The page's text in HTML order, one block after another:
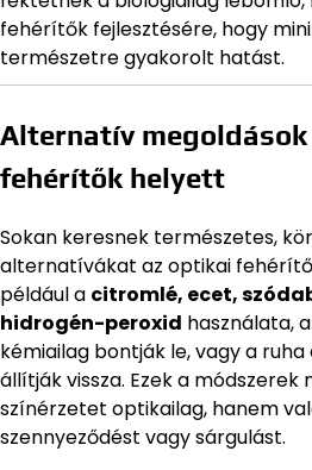
fehérítők fejlesztésére, hogy
természetre gyakorolt hatást.
Alternatív
fehérítők helyett
Sokan keresnek természetes,
alternatívákat az optikai
például a citromlé, ecet,
hidrogén-peroxid használata,
kémiailag bontják le, vagy a
állítják vissza. Ezek a
színérzetet optikailag, hanem
szennyeződést vagy sárgulást.